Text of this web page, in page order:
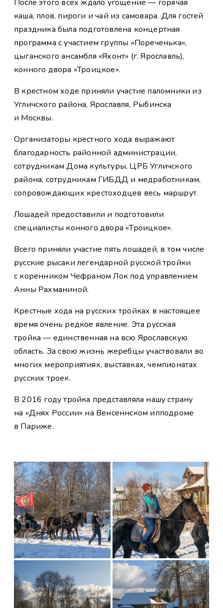
После этого всех ждало угощение — горячая
каша, плов, пироги и чай из самовара. Для гостей
праздника была подготовлена концертная
программа с участием группы «Пореченька»,
цыганского ансамбля «Яхонт» (г. Ярославль),
конного двора «Троицкое».
В крестном ходе приняли участие паломники из
Угличского района, Ярославля, Рыбинска
и Москвы.
Организаторы крестного хода выражают
благодарность районной администрации,
сотрудникам Дома культуры, ЦРБ Угличского
района, сотрудникам ГИБДД и медработникам,
сопровождающих крестоходцев весь маршрут.
Лошадей предоставили и подготовили
специалисты конного двора «Троицкое».
Всего приняли участие пять лошадей, в том числе
русские рысаки легендарной русской тройки
с коренником Чефраном Лок под управлением
Анны Рахманиной.
Крестные хода на русских тройках в настоящее
время очень редкое явление. Эта русская
тройка — единственная на всю Ярославскую
область. За свою жизнь жеребцы участвовали во
многих мероприятиях, выставках, чемпионатах
русских троек.
В 2016 году тройка представляла нашу страну
на «Днях России» на Венсеннском ипподроме
в Париже.